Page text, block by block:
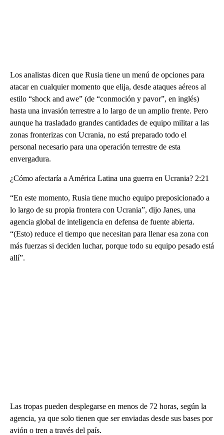
Los analistas dicen que Rusia tiene un menú de opciones para
atacar en cualquier momento que elija, desde ataques aéreos al
estilo “shock and awe” (de “conmoción y pavor”, en inglés)
hasta una invasión terrestre a lo largo de un amplio frente. Pero
aunque ha trasladado grandes cantidades de equipo militar a las
zonas fronterizas con Ucrania, no está preparado todo el
personal necesario para una operación terrestre de esta
envergadura.
¿Cómo afectaría a América Latina una guerra en Ucrania? 2:21
“En este momento, Rusia tiene mucho equipo preposicionado a
lo largo de su propia frontera con Ucrania”, dijo Janes, una
agencia global de inteligencia en defensa de fuente abierta.
“(Esto) reduce el tiempo que necesitan para llenar esa zona con
más fuerzas si deciden luchar, porque todo su equipo pesado está
allí”.
Las tropas pueden desplegarse en menos de 72 horas, según la
agencia, ya que solo tienen que ser enviadas desde sus bases por
avión o tren a través del país.